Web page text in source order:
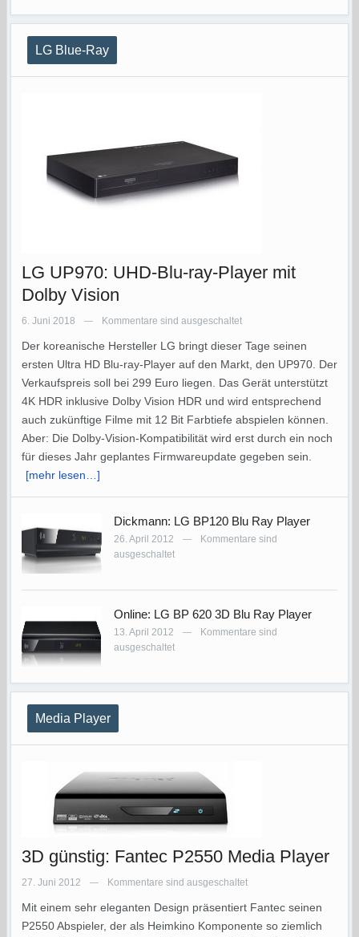
LG Blue-Ray
LG UP970: UHD-Blu-ray-Player mit
Dolby Vision
6. Juni 2018 — Kommentare sind ausgeschaltet
Der koreanische Hersteller LG bringt dieser Tage seinen
ersten Ultra HD Blu-ray-Player auf den Markt, den UP970. Der
Verkaufspreis soll bei 299 Euro liegen. Das Gerät unterstützt
4K HDR inklusive Dolby Vision HDR und wird entsprechend
auch zukünftige Filme mit 12 Bit Farbtiefe abspielen können.
Aber: Die Dolby-Vision-Kompatibilität wird erst durch ein noch
für dieses Jahr geplantes Firmwareupdate gegeben sein.
[mehr lesen…]
Dickmann: LG BP120 Blu Ray Player
26. April 2012 —
Kommentare sind
ausgeschaltet
Online: LG BP 620 3D Blu Ray Player
13. April 2012 —
Kommentare sind
ausgeschaltet
Media Player
3D günstig: Fantec P2550 Media Player
27. Juni 2012 — Kommentare sind ausgeschaltet
Mit einem sehr eleganten Design präsentiert Fantec seinen
P2550 Abspieler, der als Heimkino Komponente so ziemlich